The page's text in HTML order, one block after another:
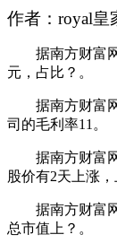
作者：royal皇
据南方财富网
元，占比？。
据南方财富网
司的毛利率11。
据南方财富网
股价有2天上涨，
据南方财富网
总市值上？。